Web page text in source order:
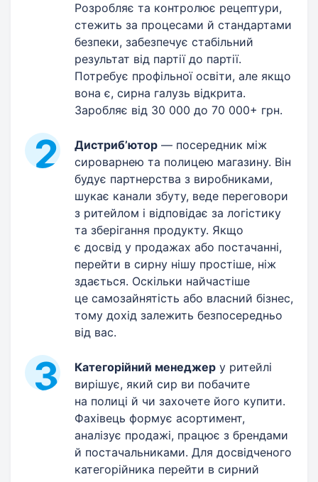
Розробляє та контролює рецептури,
стежить за процесами й стандартами
безпеки, забезпечує стабільний
результат від партії до партії.
Потребує профільної освіти, але якщо
вона є, сирна галузь відкрита.
Заробляє від 30 000 до 70 000+ грн.
Дистриб’ютор — посередник між
сироварнею та полицею магазину. Він
будує партнерства з виробниками,
шукає канали збуту, веде переговори
з ритейлом і відповідає за логістику
та зберігання продукту. Якщо
є досвід у продажах або постачанні,
перейти в сирну нішу простіше, ніж
здається. Оскільки найчастіше
це самозайнятість або власний бізнес,
тому дохід залежить безпосередньо
від вас.
Категорійний менеджер у ритейлі
вирішує, який сир ви побачите
на полиці й чи захочете його купити.
Фахівець формує асортимент,
аналізує продажі, працює з брендами
й постачальниками. Для досвідченого
категорійника перейти в сирний